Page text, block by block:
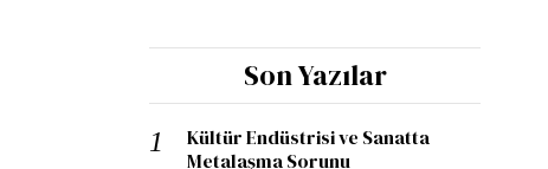
Son Yazılar
Kültür Endüstrisi ve Sanatta
Metalaşma Sorunu